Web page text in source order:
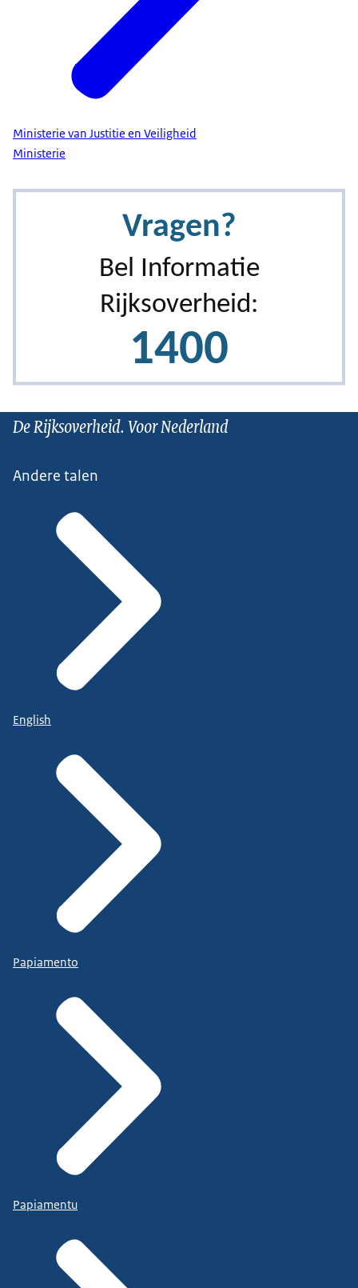
Ministerie van Justitie en Veiligheid
Ministerie
De Rijksoverheid. Voor Nederland
Andere talen
English
Papiamento
Papiamentu